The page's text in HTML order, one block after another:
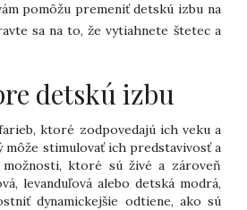
pomôžu premeniť detskú izbu na
sa na to, že vytiahnete štetec a
detskú izbu
ktoré zodpovedajú ich veku a
stimulovať ich predstavivosť a
ktoré sú živé a zároveň
levanduľová alebo detská modrá,
dynamickejšie odtiene, ako sú